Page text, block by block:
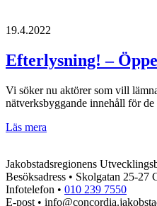
19.4.2022
Efterlysning! –
Vi söker nu aktörer som vill
nätverksbyggande innehåll för
Läs mera
offertförfrågan
Jakobstadsregionens
Besöksadress • Skolgatan 25-27
Infotelefon • 010 239 7550
E-post •